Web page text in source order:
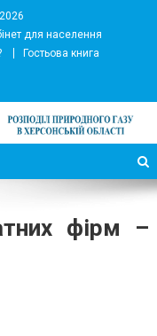
для населення
Гостьова книга
фірм –